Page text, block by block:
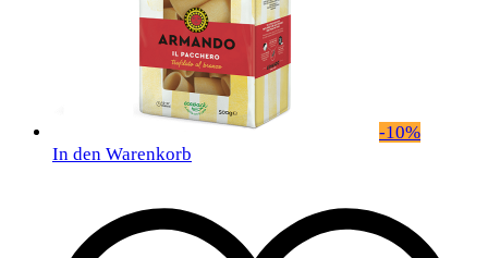
-10%
In den Warenkorb